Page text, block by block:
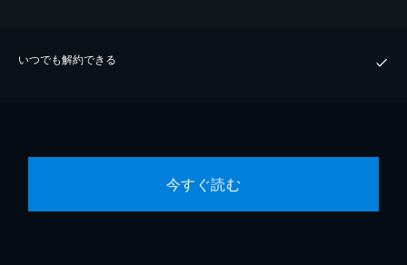
いつでも解約できる
今すぐ読む